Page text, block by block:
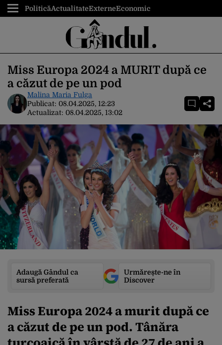
PoliticăActualitateExterneEconomic
Miss Europa 2024 a MURIT după ce
a căzut de pe un pod
Malina Maria Fulga
Publicat: 08.04.2025, 12:23
Actualizat: 08.04.2025, 13:02
Adaugă Gândul ca
sursă preferată
Urmărește-ne în
Discover
Miss Europa 2024 a murit după ce
a căzut de pe un pod. Tânăra